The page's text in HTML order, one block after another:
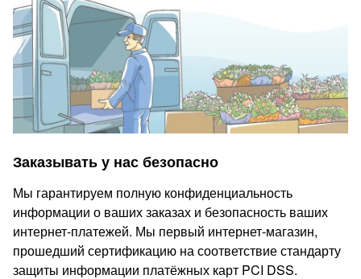
Заказывать у нас безопасно
Мы гарантируем полную конфиденциальность
информации о ваших заказах и безопасность ваших
интернет-платежей. Мы первый интернет-магазин,
прошедший сертификацию на соответствие стандарту
защиты информации платёжных карт PCI DSS.